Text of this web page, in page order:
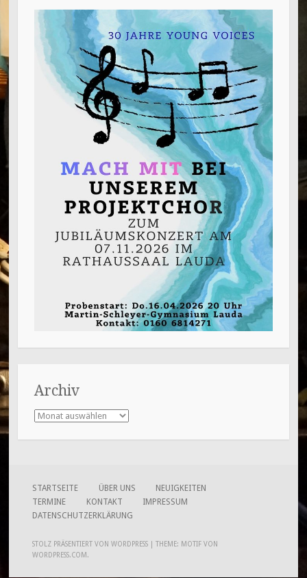
Archiv
Archiv
STARTSEITE ÜBER UNS
NEUIGKEITEN
TERMINE
KONTAKT
IMPRESSUM
DATENSCHUTZERKLÄRUNG
STOLZ PRÄSENTIERT VON WORDPRESS |THEME: MOTIF VON
WORDPRESS.COM .